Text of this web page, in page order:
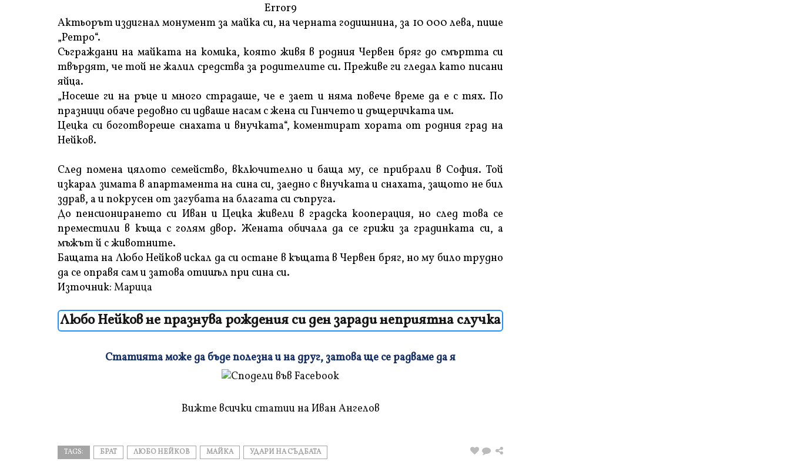
Error9
Актьорът издигнал монумент за майка си, на черната годишнина, за 10 000 лева, пише
„Ретро“.
Съграждани на майката на комика, която живя в родния Червен бряг до смъртта си
твърдят, че той не жалил средства за родителите си. Преживе ги гледал като писани
яйца.
„Носеше ги на ръце и много страдаше, че е зает и няма повече време да е с тях. По
празници обаче редовно си идваше насам с жена си Гинчето и дъщеричката им.
Цецка си боготвореше снахата и внучката“, коментират хората от родния град на
Нейков.
След помена цялото семейство, включително и баща му, се прибрали в София. Той
изкарал зимата в апартамента на сина си, заедно с внучката и снахата, защото не бил
здрав, а и покрусен от загубата на благата си съпруга.
До пенсионирането си Иван и Цецка живели в градска кооперация, но след това се
преместили в къща с голям двор. Жената обичала да се грижи за градинката си, а
мъжът й с животните.
Бащата на Любо Нейков искал да си остане в къщата в Червен бряг, но му било трудно
да се оправя сам и затова отишъл при сина си.
Източник: Марица
Любо Нейков не празнува рождения си ден заради неприятна случка
Статията може да бъде полезна и на друг, затова ще се радваме да я
Вижте всички статии на Иван Ангелов
TAGS: БРАТ ЛЮБО НЕЙКОВ МАЙКА УДАРИ НА СЪДБАТА